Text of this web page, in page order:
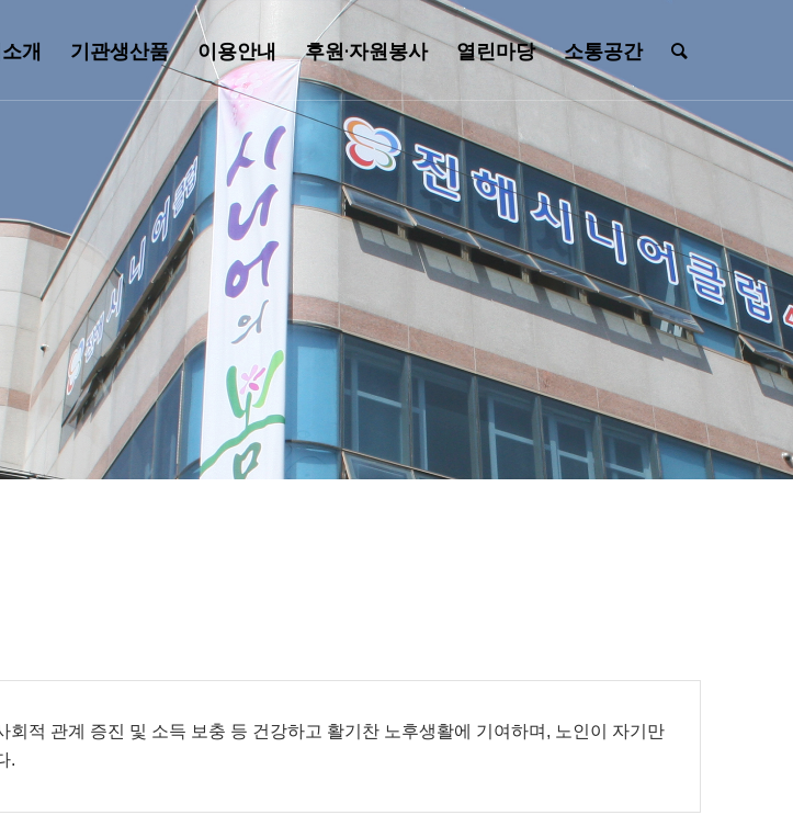
개 기관생산품 이용안내 후원·자원봉사 열린마당 소통공간
적 관계 증진 및 소득 보충 등 건강하고 활기찬 노후생활에 기여하며, 노인이 자기만
.